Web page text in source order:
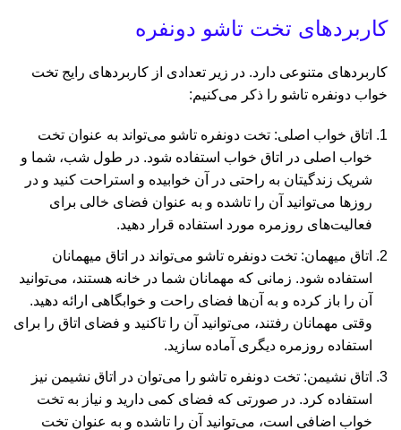
کاربردهای تخت تاشو دونفره
کاربردهای متنوعی دارد. در زیر تعدادی از کاربردهای رایج تخت
خواب دونفره تاشو را ذکر می‌کنیم:
اتاق خواب اصلی: تخت دونفره تاشو می‌تواند به عنوان تخت
خواب اصلی در اتاق خواب استفاده شود. در طول شب، شما و
شریک زندگیتان به راحتی در آن خوابیده و استراحت کنید و در
روزها می‌توانید آن را تاشده و به عنوان فضای خالی برای
فعالیت‌های روزمره مورد استفاده قرار دهید.
اتاق میهمان: تخت دونفره تاشو می‌تواند در اتاق میهمانان
استفاده شود. زمانی که مهمانان شما در خانه هستند، می‌توانید
آن را باز کرده و به آن‌ها فضای راحت و خوابگاهی ارائه دهید.
وقتی مهمانان رفتند، می‌توانید آن را تاکنید و فضای اتاق را برای
استفاده روزمره دیگری آماده سازید.
اتاق نشیمن: تخت دونفره تاشو را می‌توان در اتاق نشیمن نیز
استفاده کرد. در صورتی که فضای کمی دارید و نیاز به تخت
خواب اضافی است، می‌توانید آن را تاشده و به عنوان تخت